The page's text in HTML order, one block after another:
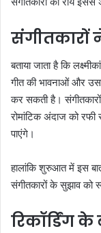
संगीतकारों
बताया जाता है कि
गीत की भावनाओं और
कर सकती है।
रोमांटिक अंदाज को
पाएंगे।
हालांकि शुरुआत में इस
संगीतकारों के सुझाव को
रिकॉर्डिंग